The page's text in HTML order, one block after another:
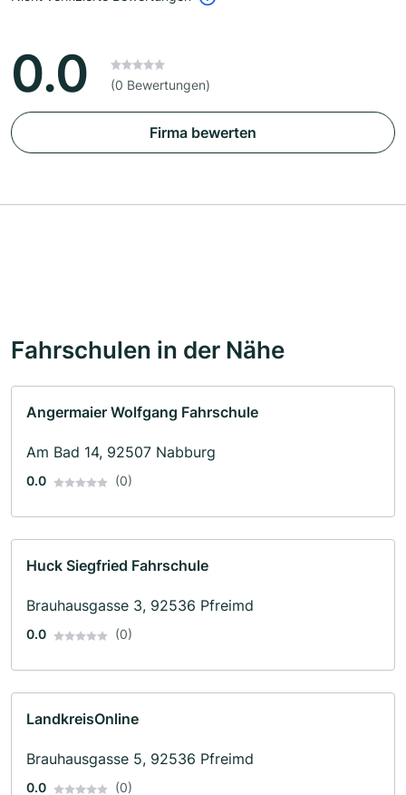
0.0 (0 Bewertungen)
Firma bewerten
Fahrschulen in der Nähe
Angermaier Wolfgang Fahrschule
Am Bad 14, 92507 Nabburg
0.0 (0)
Huck Siegfried Fahrschule
Brauhausgasse 3, 92536 Pfreimd
0.0 (0)
LandkreisOnline
Brauhausgasse 5, 92536 Pfreimd
0.0 (0)